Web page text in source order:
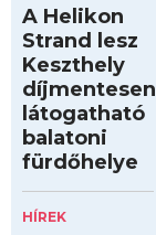
A Helikon
Strand lesz
Keszthely
díjmentesen
látogatható
balatoni
fürdőhelye
HÍREK